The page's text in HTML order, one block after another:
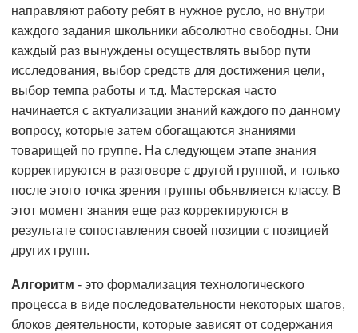
направляют работу ребят в нужное русло, но внутри
каждого задания школьники абсолютно свободны. Они
каждый раз вынуждены осуществлять выбор пути
исследования, выбор средств для достижения цели,
выбор темпа работы и т.д. Мастерская часто
начинается с актуализации знаний каждого по данному
вопросу, которые затем обогащаются знаниями
товарищей по группе. На следующем этапе знания
корректируются в разговоре с другой группой, и только
после этого точка зрения группы объявляется классу. В
этот момент знания еще раз корректируются в
результате сопоставления своей позиции с позицией
других групп.
Алгоритм - это формализация технологического
процесса в виде последовательности некоторых шагов,
блоков деятельности, которые зависят от содержания